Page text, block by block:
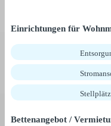
Einrichtungen für
Bettenangebot /